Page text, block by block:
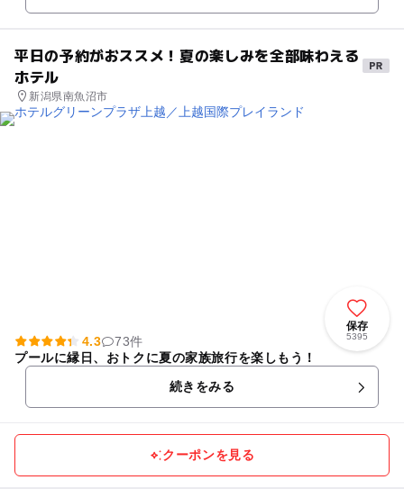
平日の予約がおススメ！夏の楽しみを全部味わえる
ホテル
新潟県南魚沼市
保存
5395
4.3
73件
プールに縁日、おトクに夏の家族旅行を楽しもう！
続きをみる
クーポンを見る